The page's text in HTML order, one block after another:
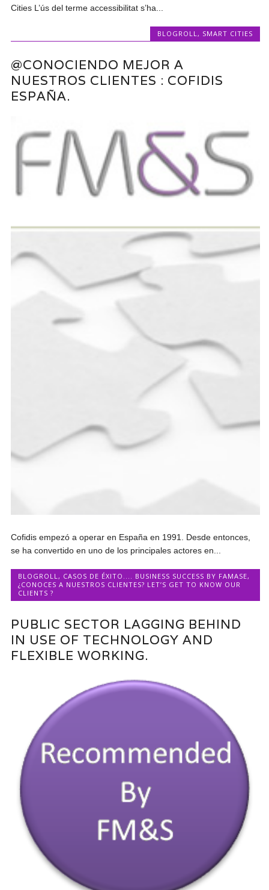
Cities L’ús del terme accessibilitat s’ha...
BLOGROLL , SMART CITIES
@CONOCIENDO MEJOR A
NUESTROS CLIENTES : COFIDIS
ESPAÑA.
Cofidis empezó a operar en España en 1991. Desde entonces,
se ha convertido en uno de los principales actores en...
BLOGROLL , CASOS DE ÉXITO.... BUSINESS SUCCESS BY FAMASE,
¿CONOCES A NUESTROS CLIENTES? LET’S GET TO KNOW OUR
CLIENTS ?
PUBLIC SECTOR LAGGING BEHIND
IN USE OF TECHNOLOGY AND
FLEXIBLE WORKING.